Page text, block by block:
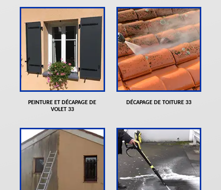
PEINTURE ET DÉCAPAGE DE
VOLET 33
DÉCAPAGE DE TOITURE 33